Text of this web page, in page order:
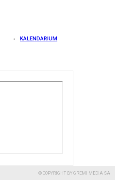
KALENDARIUM
© COPYRIGHT BY GREMI MEDIA SA